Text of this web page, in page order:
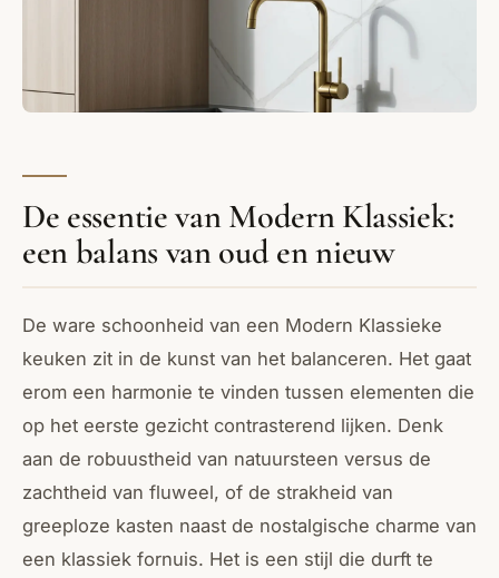
De essentie van Modern Klassiek:
een balans van oud en nieuw
De ware schoonheid van een Modern Klassieke
keuken zit in de kunst van het balanceren. Het gaat
erom een harmonie te vinden tussen elementen die
op het eerste gezicht contrasterend lijken. Denk
aan de robuustheid van natuursteen versus de
zachtheid van fluweel, of de strakheid van
greeploze kasten naast de nostalgische charme van
een klassiek fornuis. Het is een stijl die durft te